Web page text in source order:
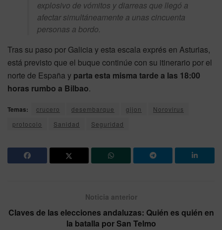
explosivo de vómitos y diarreas que llegó a
afectar simultáneamente a unas cincuenta
personas a bordo.
Tras su paso por Galicia y esta escala exprés en Asturias,
está previsto que el buque continúe con su itinerario por el
norte de España y parta esta misma tarde a las 18:00
horas rumbo a Bilbao.
Temas: crucero desembarque gijon
Norovirus
protocolo
Sanidad Seguridad
Noticia anterior
Claves de las elecciones andaluzas: Quién es quién en
la batalla por San Telmo